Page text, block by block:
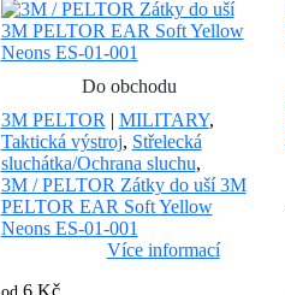
Do obchodu
3M PELTOR | MILITARY,
Taktická výstroj, Střelecká
sluchátka/Ochrana sluchu,
3M / PELTOR Zátky do uší 3M
PELTOR EAR Soft Yellow
Neons ES-01-001
Více informací